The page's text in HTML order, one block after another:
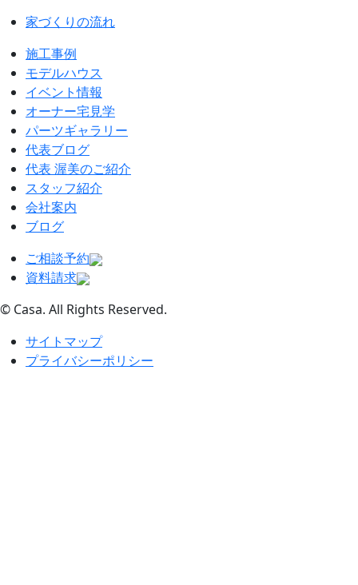
家づくりの流れ
施工事例
モデルハウス
イベント情報
オーナー宅見学
パーツギャラリー
代表ブログ
代表 渥美のご紹介
スタッフ紹介
会社案内
ブログ
ご相談予約
資料請求
© Casa. All Rights Reserved.
サイトマップ
プライバシーポリシー